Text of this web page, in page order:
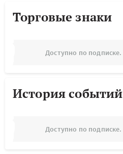
Торговые знаки
Доступно по подписке.
История событий
Доступно по подписке.